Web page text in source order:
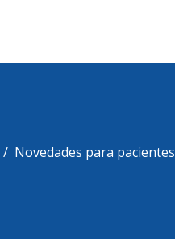
Novedades para pacientes